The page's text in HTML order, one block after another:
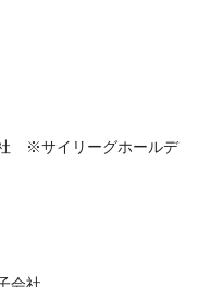
　※サイリーグホールデ